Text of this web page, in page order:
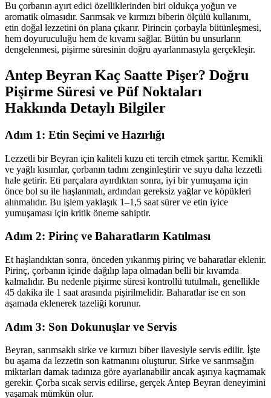
Bu çorbanın ayırt edici özelliklerinden biri oldukça yoğun ve
aromatik olmasıdır. Sarımsak ve kırmızı biberin ölçülü kullanımı,
etin doğal lezzetini ön plana çıkarır. Pirincin çorbayla bütünleşmesi,
hem doyuruculuğu hem de kıvamı sağlar. Bütün bu unsurların
dengelenmesi, pişirme süresinin doğru ayarlanmasıyla gerçekleşir.
Antep Beyran Kaç Saatte Pişer? Doğru
Pişirme Süresi ve Püf Noktaları
Hakkında Detaylı Bilgiler
Adım 1: Etin Seçimi ve Hazırlığı
Lezzetli bir Beyran için kaliteli kuzu eti tercih etmek şarttır. Kemikli
ve yağlı kısımlar, çorbanın tadını zenginleştirir ve suyu daha lezzetli
hale getirir. Eti parçalara ayırdıktan sonra, iyi bir yumuşama için
önce bol su ile haşlanmalı, ardından gereksiz yağlar ve köpükleri
alınmalıdır. Bu işlem yaklaşık 1–1,5 saat sürer ve etin iyice
yumuşaması için kritik öneme sahiptir.
Adım 2: Pirinç ve Baharatların Katılması
Et haşlandıktan sonra, önceden yıkanmış pirinç ve baharatlar eklenir.
Pirinç, çorbanın içinde dağılıp lapa olmadan belli bir kıvamda
kalmalıdır. Bu nedenle pişirme süresi kontrollü tutulmalı, genellikle
45 dakika ile 1 saat arasında pişirilmelidir. Baharatlar ise en son
aşamada eklenerek tazeliği korunur.
Adım 3: Son Dokunuşlar ve Servis
Beyran, sarımsaklı sirke ve kırmızı biber ilavesiyle servis edilir. İşte
bu aşama da lezzetin son katmanını oluşturur. Sirke ve sarımsağın
miktarları damak tadınıza göre ayarlanabilir ancak aşırıya kaçmamak
gerekir. Çorba sıcak servis edilirse, gerçek Antep Beyran deneyimini
yaşamak mümkün olur.